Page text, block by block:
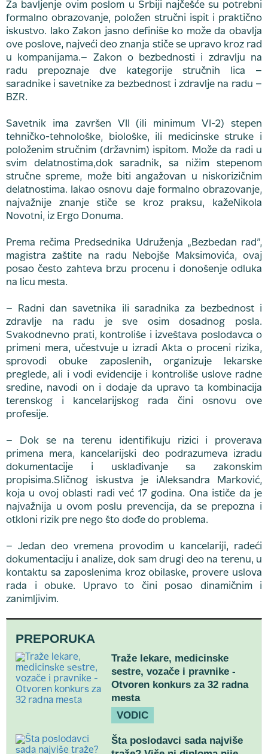
Za bavljenje ovim poslom u Srbiji najčešće su potrebni
formalno obrazovanje, položen stručni ispit i praktično
iskustvo. Iako Zakon jasno definiše ko može da obavlja
ove poslove, najveći deo znanja stiče se upravo kroz rad
u kompanijama.– Zakon o bezbednosti i zdravlju na
radu prepoznaje dve kategorije stručnih lica –
saradnike i savetnike za bezbednost i zdravlje na radu –
BZR.
Savetnik ima završen VII (ili minimum VI-2) stepen
tehničko-tehnološke, biološke, ili medicinske struke i
položenim stručnim (državnim) ispitom. Može da radi u
svim delatnostima,dok saradnik, sa nižim stepenom
stručne spreme, može biti angažovan u niskorizičnim
delatnostima. Iakao osnovu daje formalno obrazovanje,
najvažnije znanje stiče se kroz praksu, kažeNikola
Novotni, iz Ergo Donuma.
Prema rečima Predsednika Udruženja „Bezbedan rad”,
magistra zaštite na radu Nebojše Maksimovića, ovaj
posao često zahteva brzu procenu i donošenje odluka
na licu mesta.
– Radni dan savetnika ili saradnika za bezbednost i
zdravlje na radu je sve osim dosadnog posla.
Svakodnevno prati, kontroliše i izveštava poslodavca o
primeni mera, učestvuje u izradi Akta o proceni rizika,
sprovodi obuke zaposlenih, organizuje lekarske
preglede, ali i vodi evidencije i kontroliše uslove radne
sredine, navodi on i dodaje da upravo ta kombinacija
terenskog i kancelarijskog rada čini osnovu ove
profesije.
– Dok se na terenu identifikuju rizici i proverava
primena mera, kancelarijski deo podrazumeva izradu
dokumentacije i usklađivanje sa zakonskim
propisima.Sličnog iskustva je iAleksandra Marković,
koja u ovoj oblasti radi već 17 godina. Ona ističe da je
najvažnija u ovom poslu prevencija, da se prepozna i
otkloni rizik pre nego što dođe do problema.
– Jedan deo vremena provodim u kancelariji, radeći
dokumentaciju i analize, dok sam drugi deo na terenu, u
kontaktu sa zaposlenima kroz obilaske, provere uslova
rada i obuke. Upravo to čini posao dinamičnim i
zanimljivim.
PREPORUKA
Traže lekare, medicinske
sestre, vozače i pravnike -
Otvoren konkurs za 32 radna
mesta
VODIC
Šta poslodavci sada najviše